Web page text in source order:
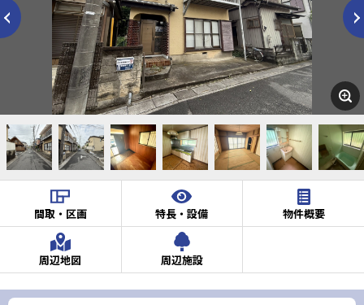
間取・区画 特長・設備 物件概要
周辺地図 周辺施設